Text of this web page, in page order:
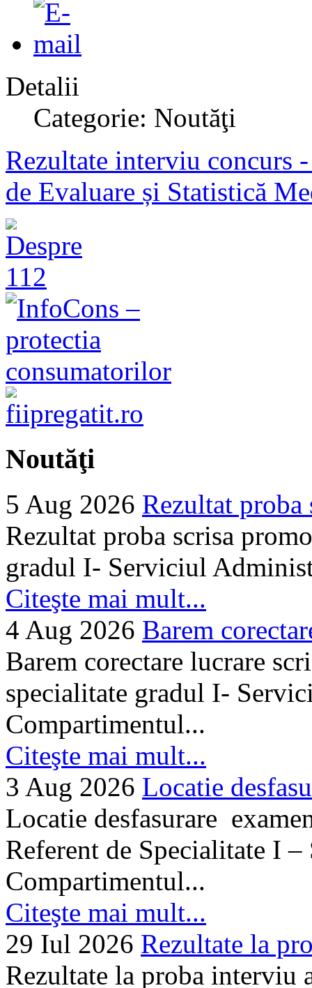
Detalii
Categorie: Noutăţi
Rezultate interviu concurs
de Evaluare și Statistică
Noutăţi
5 Aug 2026 Rezultat proba
Rezultat proba scrisa
gradul I- Serviciul
Citeşte mai mult...
4 Aug 2026 Barem
Barem corectare lucrare
specialitate gradul I-
Compartimentul...
Citeşte mai mult...
3 Aug 2026 Locatie
Locatie desfasurare
Referent de Specialitate I
Compartimentul...
Citeşte mai mult...
29 Iul 2026 Rezultate la
Rezultate la proba interviu